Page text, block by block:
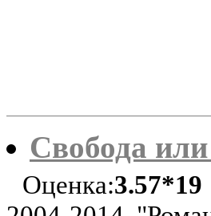
Свобода
Оценка:3.57*19